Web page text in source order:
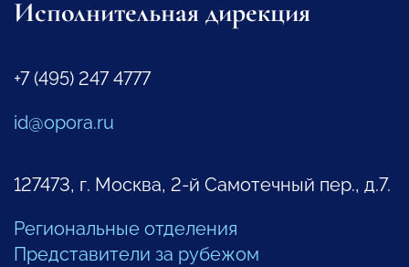
Исполнительная дирекция
+7 (495) 247 4777
id@opora.ru
127473, г. Москва, 2-й Самотечный пер., д.7.
Региональные отделения
Представители за рубежом